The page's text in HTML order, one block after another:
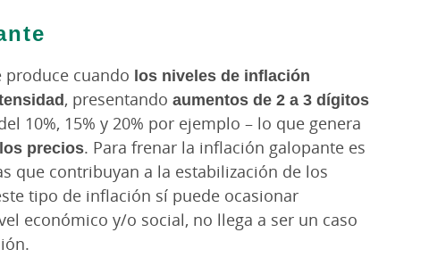
produce cuando los niveles de inflación
, presentando aumentos de 2 a 3 dígitos
10%, 15% y 20% por ejemplo – lo que genera
precios. Para frenar la inflación galopante es
que contribuyan a la estabilización de los
tipo de inflación sí puede ocasionar
económico y/o social, no llega a ser un caso